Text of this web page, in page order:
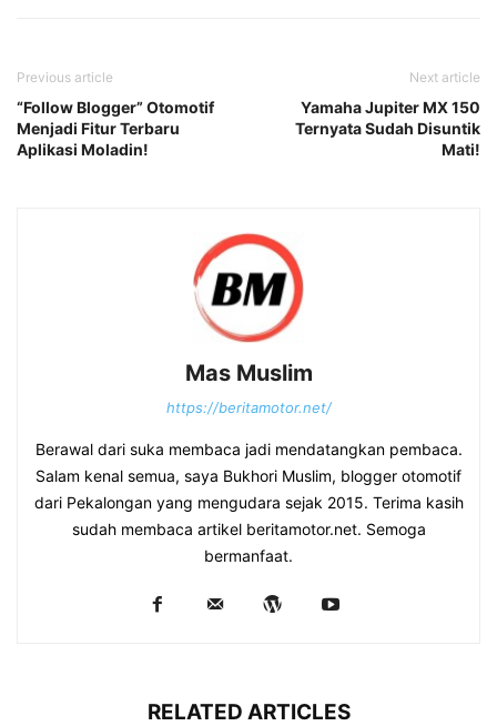
Previous article
“Follow Blogger” Otomotif
Menjadi Fitur Terbaru
Aplikasi Moladin!
Next article
Yamaha Jupiter MX 150
Ternyata Sudah Disuntik
Mati!
Mas Muslim
https://beritamotor.net/
Berawal dari suka membaca jadi mendatangkan pembaca.
Salam kenal semua, saya Bukhori Muslim, blogger otomotif
dari Pekalongan yang mengudara sejak 2015. Terima kasih
sudah membaca artikel beritamotor.net. Semoga
bermanfaat.
RELATED ARTICLES